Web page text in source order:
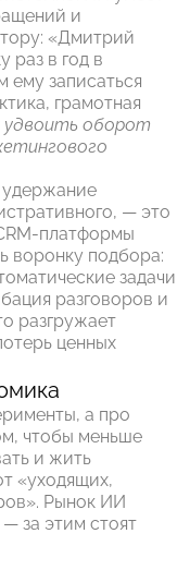
и
«Дмитрий
раз в год в
ему записаться
грамотная
удвоить оборот
— это
платформы
воронку подбора:
задачи
разговоров и
разгружает
ценных
а про
чтобы меньше
и жить
«уходящих,
Рынок ИИ
— за этим стоят